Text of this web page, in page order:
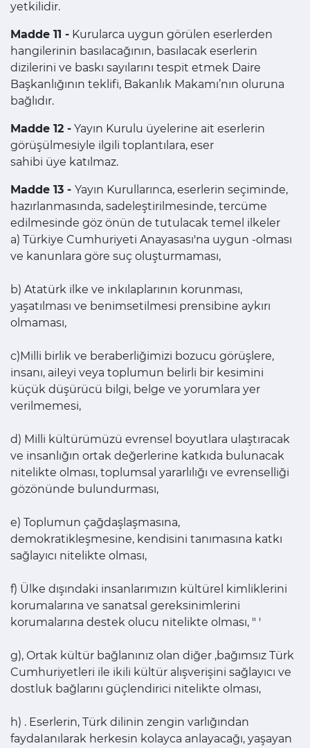
yetkilidir.
Madde 11 - Kurularca uygun görülen eserlerden
hangilerinin basılacağının, basılacak eserlerin
dizilerini ve baskı sayılarını tespit etmek Daire
Başkanlığının teklifi, Bakanlık Makamı’nın oluruna
bağlıdır.
Madde 12 - Yayın Kurulu üyelerine ait eserlerin
görüşülmesiyle ilgili toplantılara, eser
sahibi üye katılmaz.
Madde 13 - Yayın Kurullarınca, eserlerin seçiminde,
hazırlanmasında, sadeleştirilmesinde, tercüme
edilmesinde göz önün de tutulacak temel ilkeler
a) Türkiye Cumhuriyeti Anayasası'na uygun -olması
ve kanunlara göre suç oluşturmaması,
b) Atatürk ilke ve inkılaplarının korunması,
yaşatılması ve benimsetilmesi prensibine aykırı
olmaması,
c)Milli birlik ve beraberliğimizi bozucu görüşlere,
insanı, aiIeyi veya toplumun belirli bir kesimini
küçük düşürücü bilgi, belge ve yorumlara yer
verilmemesi,
d) Milli kültürümüzü evrensel boyutlara ulaştıracak
ve insanlığın ortak değerlerine katkıda bulunacak
nitelikte olması, toplumsal yararlılığı ve evrenselliği
gözönünde bulundurması,
e) Toplumun çağdaşlaşmasına,
demokratikleşmesine, kendisini tanımasına katkı
sağlayıcı nitelikte olması,
f) Ülke dışındaki insanlarımızın kültürel kimliklerini
korumalarına ve sanatsal gereksinimlerini
korumalarına destek olucu nitelikte olması, " '
g), Ortak kültür bağlanınız olan diğer ,bağımsız Türk
Cumhuriyetleri ile ikili kültür alışverişini sağlayıcı ve
dostluk bağlarını güçlendirici nitelikte olması,
h) . Eserlerin, Türk dilinin zengin varlığından
faydaIanılarak herkesin kolayca anlayacağı, yaşayan